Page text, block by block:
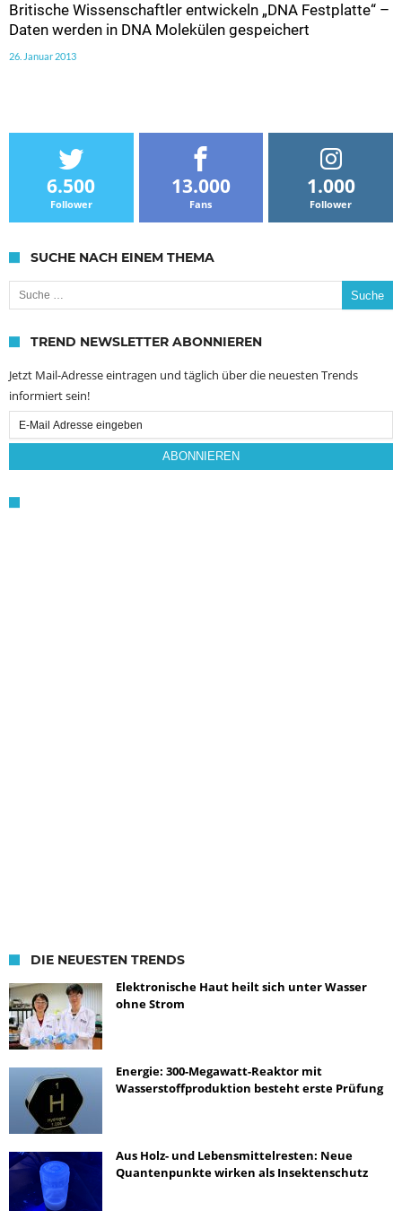
Britische Wissenschaftler entwickeln „DNA Festplatte“ –
Daten werden in DNA Molekülen gespeichert
26. Januar 2013
6.500
Follower
13.000
Fans
1.000
Follower
SUCHE NACH EINEM THEMA
Suche nach:
TREND NEWSLETTER ABONNIEREN
Jetzt Mail-Adresse eintragen und täglich über die neuesten Trends
informiert sein!
Email
Subscription
ABONNIEREN
DIE NEUESTEN TRENDS
Elektronische Haut heilt sich unter Wasser
ohne Strom
Energie: 300-Megawatt-Reaktor mit
Wasserstoffproduktion besteht erste Prüfung
Aus Holz- und Lebensmittelresten: Neue
Quantenpunkte wirken als Insektenschutz